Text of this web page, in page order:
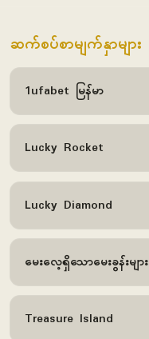
ဆက်စပ်စာမျက်နှာများ
1ufabet မြန်မာ
Lucky Rocket
Lucky Diamond
မေးလေ့ရှိသောမေးခွန်းများ
Treasure Island